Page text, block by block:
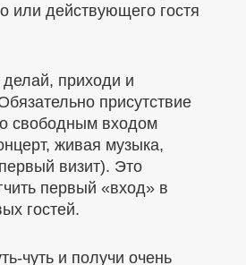
или действующего гостя
приходи и
присутствие
свободным входом
живая музыка,
визит). Это
первый «вход» в
гостей.
чуть и получи очень